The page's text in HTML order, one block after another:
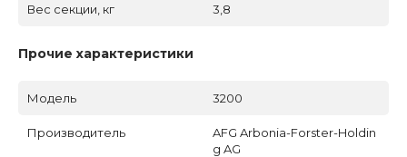
Вес секции, кг 3,8
Прочие характеристики
Модель 3200
Производитель
AFG Arbonia-Forster-Holdin
g AG